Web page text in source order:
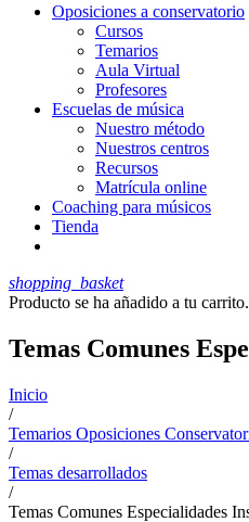
Oposiciones a conservatorio
Cursos
Temarios
Aula Virtual
Profesores
Escuelas de música
Nuestro método
Nuestros centros
Recursos
Matrícula online
Coaching para músicos
Tienda
shopping_basket
Producto se ha añadido a tu carrito.
Temas Comunes
Inicio
/
Temarios Oposiciones
/
Temas desarrollados
/
Temas Comunes Especialidades